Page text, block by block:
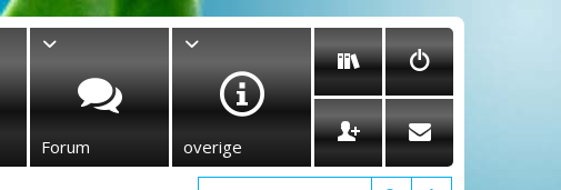
Forum overige